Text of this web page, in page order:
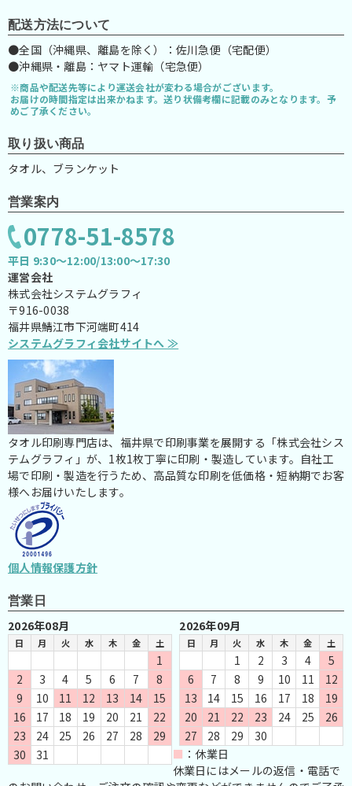
配送方法について
●全国（沖縄県、離島を除く）：佐川急便（宅配便）
●沖縄県・離島：ヤマト運輸（宅急便）
※商品や配送先等により運送会社が変わる場合がございます。
お届けの時間指定は出来かねます。送り状備考欄に記載のみとなります。予
めご了承ください。
取り扱い商品
タオル、ブランケット
営業案内
0778-51-8578
平日 9:30～12:00/13:00～17:30
運営会社
株式会社システムグラフィ
〒916-0038
福井県鯖江市下河端町414
システムグラフィ会社サイトへ ≫
タオル印刷専門店は、福井県で印刷事業を展開する「株式会社シス
テムグラフィ」が、1枚1枚丁寧に印刷・製造しています。自社工
場で印刷・製造を行うため、高品質な印刷を低価格・短納期でお客
様へお届けいたします。
個人情報保護方針
営業日
2026年08月
日 月 火 水 木 金 土
1
2
3 4 5 6 7
8
9
10 11 12 13 14
15
16
17 18 19 20 21
22
23
24 25 26 27 28
29
30
31
2026年09月
日 月 火 水 木 金 土
1 2 3 4
5
6
7 8 9 10 11
12
13
14 15 16 17 18
19
20
21 22 23 24 25
26
27
28 29
30
■ ：休業日
休業日にはメールの返信・電話で